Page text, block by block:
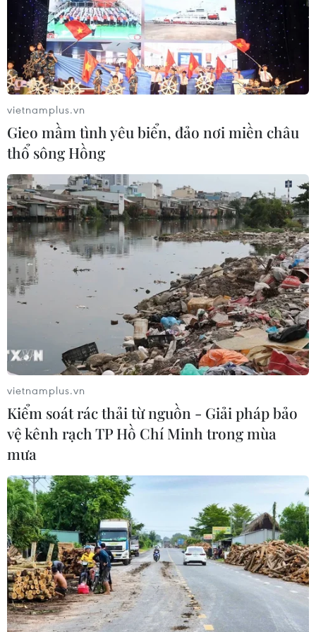
Thiên tai bão lũ
Xuất hiện áp thấp nhiệt đới trên khu vực vịnh
Bắc Bộ
do mưa lũ
Khẩn trương phân luồng giao thông sau vụ sạt
lở trên tuyến ĐT161 ở Lào Cai
Kế hoạch hành động phòng, chống bão, lũ,
thiên tai cực đoan và biến đổi khí hậu
Mưa lớn gây ngập lụt, chia cắt nhiều khu vực ở
Nghệ An
TIN LIÊN QUAN
Sông Hồng xuất hiện lũ lớn nhất từ đầu
vietnamplus.vn
Gieo mầm tình yêu biển, đảo nơi miền châu
thổ sông Hồng
vietnamplus.vn
Kiểm soát rác thải từ nguồn - Giải pháp bảo
vệ kênh rạch TP Hồ Chí Minh trong mùa
mưa